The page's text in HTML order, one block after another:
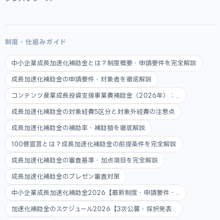
制度・仕組みガイド
中小企業成長加速化補助金とは？制度概要・申請要件を完全解説
成長加速化補助金の申請要件・対象者を徹底解説
コンテンツ産業成長投資支援事業費補助金（2026年）：...
成長加速化補助金の対象経費5区分と対象外経費の注意点
成長加速化補助金の補助率・補助額を徹底解説
100億宣言とは？成長加速化補助金の前提条件を完全解説
成長加速化補助金の審査基準・加点項目を完全解説
成長加速化補助金のプレゼン審査対策
中小企業成長加速化補助金2026【最新制度・申請要件・...
加速化補助金のスケジュール2026【3次公募・採択発表...